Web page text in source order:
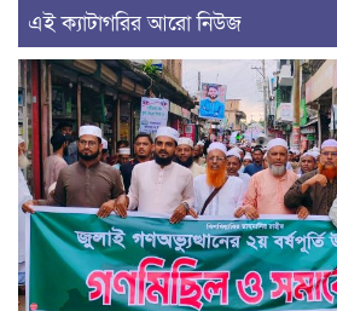
এই ক্যাটাগরির আরো নিউজ